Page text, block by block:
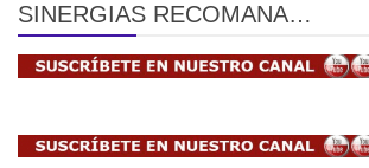
SINERGIAS RECOMANA…